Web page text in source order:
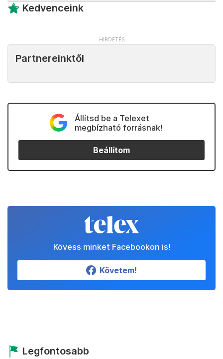
Kedvenceink
Partnereinktől
Állítsd be a Telexet
megbízható forrásnak!
Beállítom
Kövess minket Facebookon is!
Követem!
Legfontosabb